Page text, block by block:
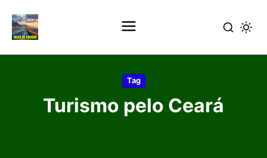
Tag
Turismo pelo Ceará